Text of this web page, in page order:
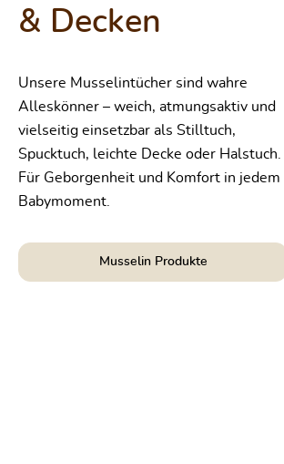
& Decken
Unsere Musselintücher sind wahre
Alleskönner – weich, atmungsaktiv und
vielseitig einsetzbar als Stilltuch,
Spucktuch, leichte Decke oder Halstuch.
Für Geborgenheit und Komfort in jedem
Babymoment.
Musselin Produkte